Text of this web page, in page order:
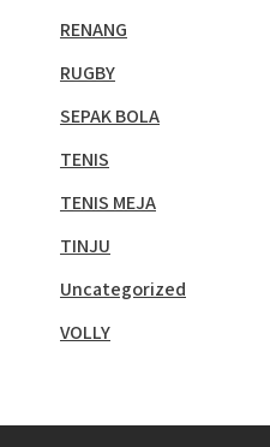
RENANG
RUGBY
SEPAK BOLA
TENIS
TENIS MEJA
TINJU
Uncategorized
VOLLY